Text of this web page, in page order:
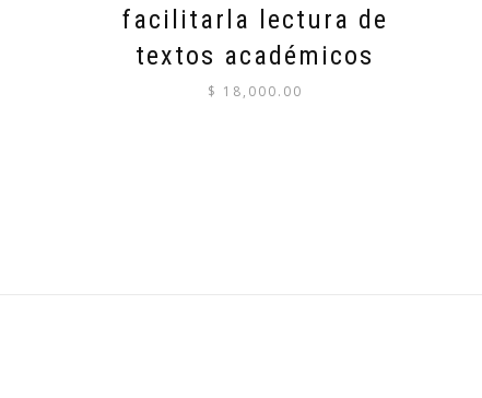
facilitarla lectura de
textos académicos
$ 18,000.00